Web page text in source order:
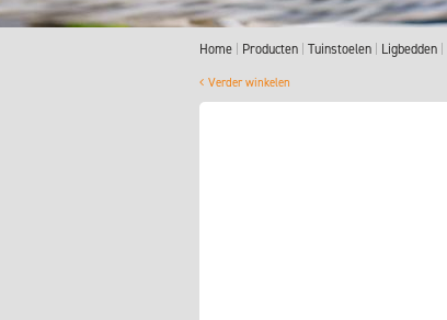
Home Producten Tuinstoelen Ligbedden
Verder winkelen